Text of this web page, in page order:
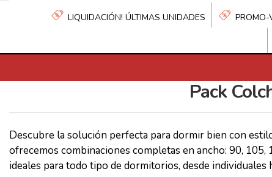
LIQUIDACIÓN! ÚLTIMAS UNIDADES PROMO-
Pack
Descubre la solución perfecta para dormir bien con
ofrecemos combinaciones completas en ancho: 90,
ideales para todo tipo de dormitorios, desde individuales